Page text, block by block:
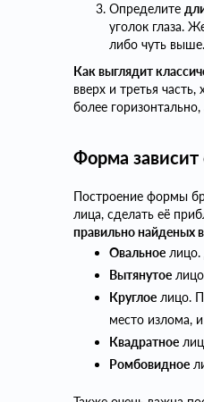
Определите
уголок глаза.
либо чуть выше.
Как выглядит
вверх и третья
более
Форма зависит
Построение формы
лица, сделать её
правильно найденых
Овальное
Вытянутое
Круглое лицо.
место излома,
Квадратное
Ромбовидное